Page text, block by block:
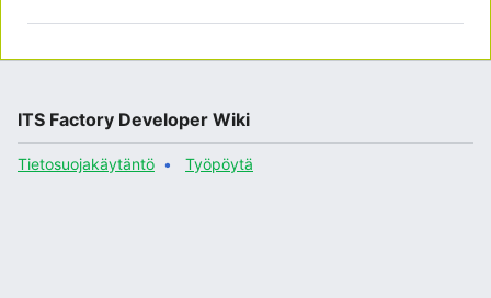
ITS Factory Developer Wiki
Tietosuojakäytäntö Työpöytä